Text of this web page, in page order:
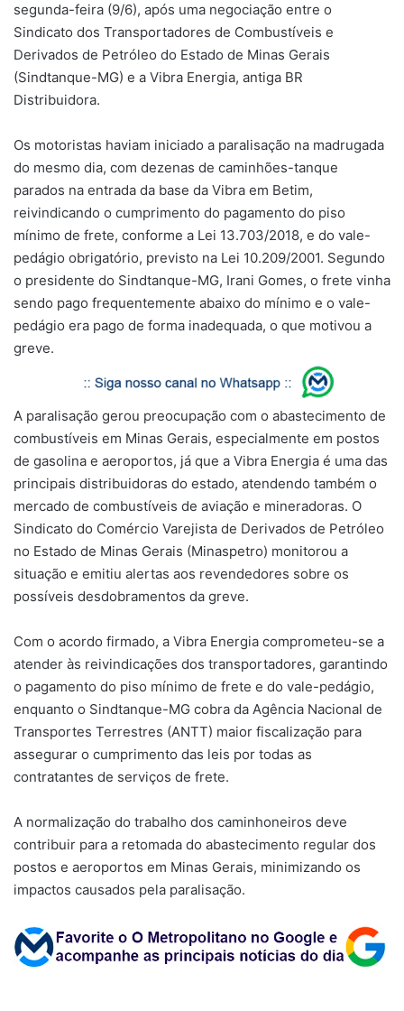
segunda-feira (9/6), após uma negociação entre o
Sindicato dos Transportadores de Combustíveis e
Derivados de Petróleo do Estado de Minas Gerais
(Sindtanque-MG) e a Vibra Energia, antiga BR
Distribuidora.
Os motoristas haviam iniciado a paralisação na madrugada
do mesmo dia, com dezenas de caminhões-tanque
parados na entrada da base da Vibra em Betim,
reivindicando o cumprimento do pagamento do piso
mínimo de frete, conforme a Lei 13.703/2018, e do vale-
pedágio obrigatório, previsto na Lei 10.209/2001. Segundo
o presidente do Sindtanque-MG, Irani Gomes, o frete vinha
sendo pago frequentemente abaixo do mínimo e o vale-
pedágio era pago de forma inadequada, o que motivou a
greve.
A paralisação gerou preocupação com o abastecimento de
combustíveis em Minas Gerais, especialmente em postos
de gasolina e aeroportos, já que a Vibra Energia é uma das
principais distribuidoras do estado, atendendo também o
mercado de combustíveis de aviação e mineradoras. O
Sindicato do Comércio Varejista de Derivados de Petróleo
no Estado de Minas Gerais (Minaspetro) monitorou a
situação e emitiu alertas aos revendedores sobre os
possíveis desdobramentos da greve.
Com o acordo firmado, a Vibra Energia comprometeu-se a
atender às reivindicações dos transportadores, garantindo
o pagamento do piso mínimo de frete e do vale-pedágio,
enquanto o Sindtanque-MG cobra da Agência Nacional de
Transportes Terrestres (ANTT) maior fiscalização para
assegurar o cumprimento das leis por todas as
contratantes de serviços de frete.
A normalização do trabalho dos caminhoneiros deve
contribuir para a retomada do abastecimento regular dos
postos e aeroportos em Minas Gerais, minimizando os
impactos causados pela paralisação.